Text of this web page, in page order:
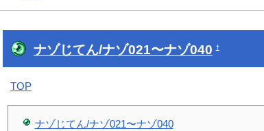
ナゾじてん/ナゾ021〜ナゾ040 †
TOP
ナゾじてん/ナゾ021〜ナゾ040